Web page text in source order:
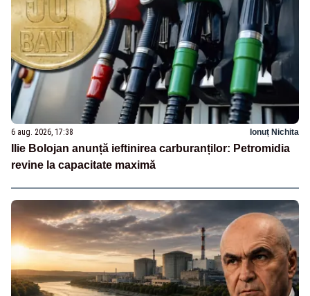
6 aug. 2026, 17:38 Ionuț Nichita
Ilie Bolojan anunță ieftinirea carburanților: Petromidia
revine la capacitate maximă